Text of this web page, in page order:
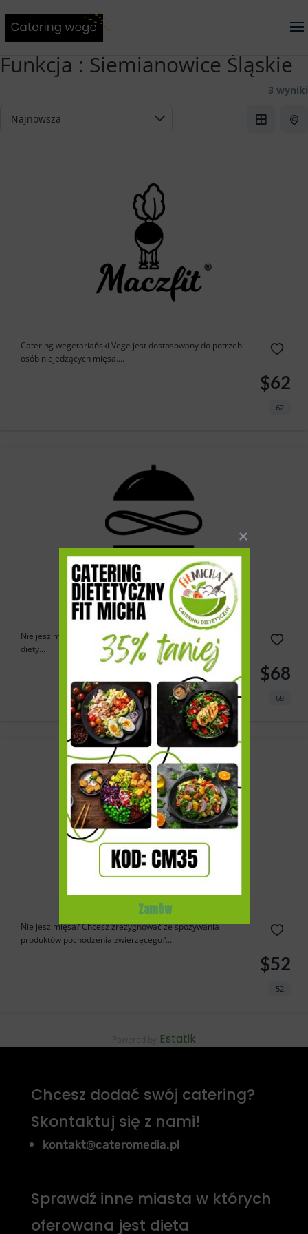
Funkcja : Siemianowice Śląskie
3 wyniki
Catering wegetariański Vege jest dostosowany do potrzeb
osób niejedzących mięsa....
$62
62
Nie jesz mięsa? Musisz lub chcesz wykluczyć ze swojej
diety...
$68
68
Nie jesz mięsa? Chcesz zrezygnować ze spożywania
produktów pochodzenia zwierzęcego?...
$52
52
Powered by Estatik
Chcesz dodać swój catering?
Skontaktuj się z nami!
kontakt@cateromedia.pl
Sprawdź inne miasta w których
oferowana jest dieta
Zamów